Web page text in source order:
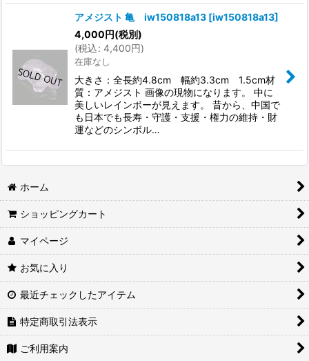
アメジスト 亀 iw150818a13 [iw150818a13]
4,000円(税別)
(税込: 4,400円)
在庫なし
大きさ：全長約4.8cm 幅約3.3cm 1.5cm材
質：アメジスト 画像の現物になります。 中に
美しいレインボーが見えます。 昔から、中国で
も日本でも長寿・守護・支援・権力の維持・財
運などのシンボル…
ホーム
ショッピングカート
マイページ
お気に入り
最近チェックしたアイテム
特定商取引法表示
ご利用案内